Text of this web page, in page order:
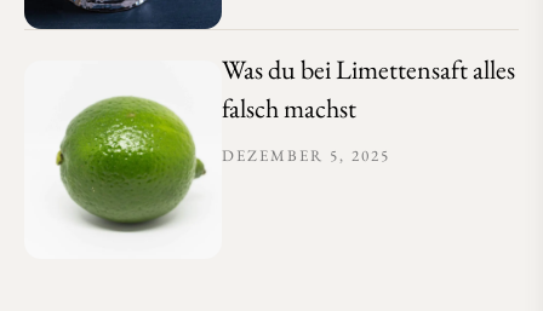
Was du bei Limettensaft alles
falsch machst
DEZEMBER 5, 2025